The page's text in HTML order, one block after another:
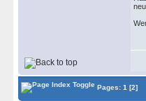
Pages: 1 [2]